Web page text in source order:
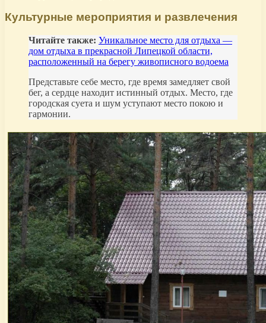
Культурные мероприятия и развлечения
Читайте также: Уникальное место для отдыха —
дом отдыха в прекрасной Липецкой области,
расположенный на берегу живописного водоема
Представьте себе место, где время замедляет свой
бег, а сердце находит истинный отдых. Место, где
городская суета и шум уступают место покою и
гармонии.